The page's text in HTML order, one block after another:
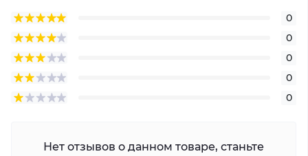
0
0
0
0
0
Нет отзывов о данном товаре, станьте